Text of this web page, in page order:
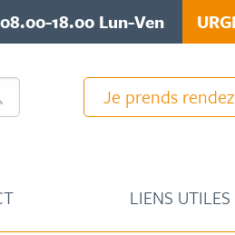
08.00-18.00 Lun-Ven
Je prends
LIENS UTILES